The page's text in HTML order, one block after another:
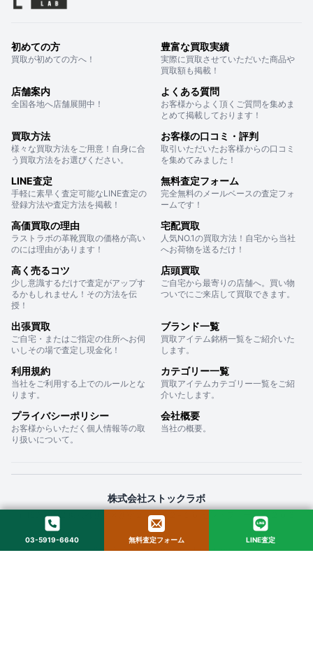
初めての方
買取が初めての方へ！
豊富な買取実績
実際に買取させていただいた商品や
買取額も掲載！
店舗案内
全国各地へ店舗展開中！
よくある質問
お客様からよく頂くご質問を集めま
とめて掲載しております！
買取方法
様々な買取方法をご用意！自身に合
う買取方法をお選びください。
お客様の口コミ・評判
取引いただいたお客様からの口コミ
を集めてみました！
LINE査定
手軽に素早く査定可能なLINE査定の
登録方法や査定方法を掲載！
無料査定フォーム
完全無料のメールベースの査定フォ
ームです！
高価買取の理由
ラストラボの革靴買取の価格が高い
のには理由があります！
宅配買取
人気NO.1の買取方法！自宅から当社
へお荷物を送るだけ！
高く売るコツ
少し意識するだけで査定がアップす
るかもしれません！その方法を伝
授！
店頭買取
ご自宅から最寄りの店舗へ。買い物
ついでにご来店して買取できます。
出張買取
ご自宅・またはご指定の住所へお伺
いしその場で査定し現金化！
ブランド一覧
買取アイテム銘柄一覧をご紹介いた
します。
利用規約
当社をご利用する上でのルールとな
ります。
カテゴリー一覧
買取アイテムカテゴリー一覧をご紹
介いたします。
プライバシーポリシー
お客様からいただく個人情報等の取
り扱いについて。
会社概要
当社の概要。
株式会社ストックラボ
〒160-0022 東京都新宿区新宿２丁目１２−１６ セントフォービル ２０３
© 2025 StockLab. All Rights Reserved.
03-5919-6640 無料査定フォーム LINE査定